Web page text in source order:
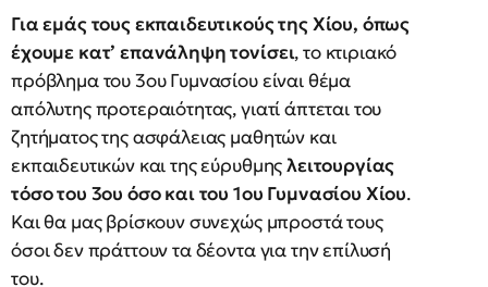
Για εμάς τους εκπαιδευτικούς της Χίου, όπως
έχουμε κατ’ επανάληψη τονίσει, το κτιριακό
πρόβλημα του 3ου Γυμνασίου είναι θέμα
απόλυτης προτεραιότητας, γιατί άπτεται του
ζητήματος της ασφάλειας μαθητών και
εκπαιδευτικών και της εύρυθμηςλειτουργίας
τόσο του 3ου όσο και του 1ου Γυμνασίου Χίου.
Και θα μας βρίσκουν συνεχώς μπροστά τους
όσοι δεν πράττουν τα δέοντα για την επίλυσή
του.